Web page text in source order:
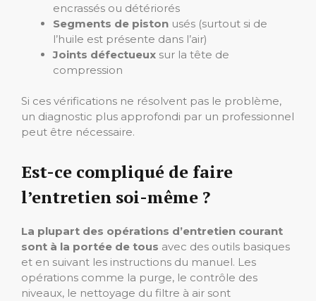
encrassés ou détériorés
Segments de piston usés (surtout si de
l’huile est présente dans l’air)
Joints défectueux sur la tête de
compression
Si ces vérifications ne résolvent pas le problème,
un diagnostic plus approfondi par un professionnel
peut être nécessaire.
Est-ce compliqué de faire
l’entretien soi-même ?
La plupart des opérations d’entretien courant
sont à la portée de tous avec des outils basiques
et en suivant les instructions du manuel. Les
opérations comme la purge, le contrôle des
niveaux, le nettoyage du filtre à air sont